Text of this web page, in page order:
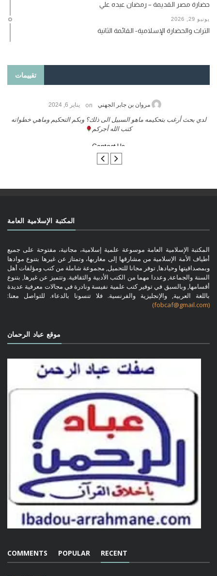
حضارة مصر القديمة – رمضان عبده علي
يونيو 29, 2026
التراث والحضارة الإسلامية- القائمة الثانية
تقييمات
مروان بن جابر الجهني on يناير 6, 2024
لدي بحث أرغب بتحكيمه ماهو السبيل الى ذلك؟ وبكم التحكيم وماهي خطواته
كتب الله أجركم
Contact Us
المكتبة الإسلامية العامة
المكتبة الإسلامية العامة موسوعة علمية إسلامية، مجانية، مفتوحة على جميع
أطياف الأمة الإسلامية من مشارقها إلى مغاربها، وتمتاز عن غيرها بتنوع موادها
وبمصداقيتها وحيادها, توفر مجانا للتحميل, مجموعة شاملة من كتب ومؤلفات أهل
السنة والجماعة, وعددا مهما من الكتب الأدبية والثقافية. وتتميز عن غيرها, بتنوع
أقسامها, وبالسبق في توفير كتب علمية نفيسة ونادرة في مجالات معرفية عديدة
باللغة العربية, والإنجليزية والفرنسية. فلا تنسونا بالدعاء. للتواصل معنا:
(fobcaf@gmail.com)
موقع عباد الرحمان
RECENT
POPULAR
COMMENTS